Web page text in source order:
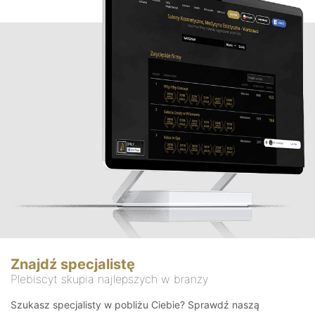
Znajdź specjalistę
Plebiscyt skupia najlepszych w branży
Szukasz specjalisty w pobliżu Ciebie? Sprawdź naszą